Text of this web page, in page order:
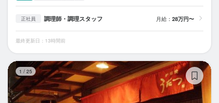
正社員 調理師・調理スタッフ 月給： 28万円〜
最終更新日：13時間前
1 / 25